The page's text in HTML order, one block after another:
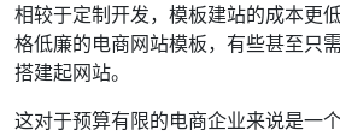
相较于定制开发，模板建站的成本更
格低廉的电商网站模板，有些甚至只
搭建起网站。
这对于预算有限的电商企业来说是一